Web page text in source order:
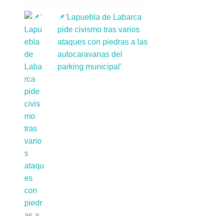
📌'Lapuebla de Labarca
pide civismo tras varios
ataques con piedras a las
autocaravanas del
parking municipal'